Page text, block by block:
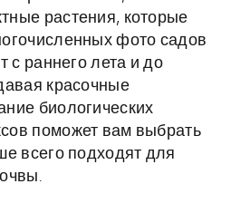
растения, которые
фото садов
с раннего лета и до
красочные
биологических
поможет вам выбрать
всего подходят для